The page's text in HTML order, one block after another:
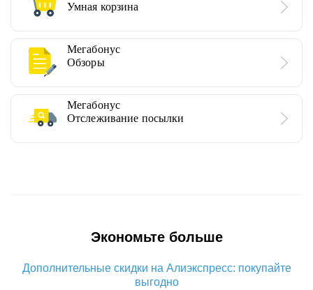
Умная корзина
Мегабонус
Обзоры
Мегабонус
Отслеживание посылки
Экономьте больше
Дополнительные скидки на Алиэкспресс: покупайте
выгодно